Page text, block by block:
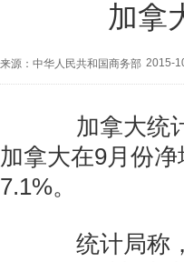
加拿
来源：中华人民共和国商务部 2015-
加拿大统计
加拿大在9月份
7.1%。
统计局称，